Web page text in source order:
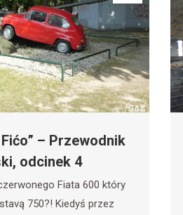
– Przewodnik
odcinek 4
Fiata 600 który
750?! Kiedyś przez